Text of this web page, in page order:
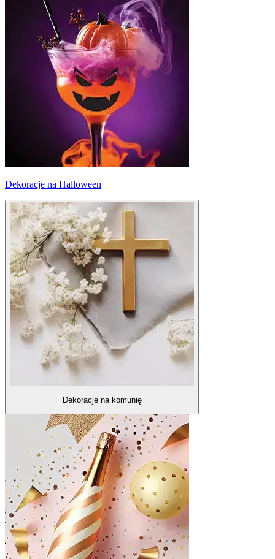
Dekoracje na Halloween
Dekoracje na komunię